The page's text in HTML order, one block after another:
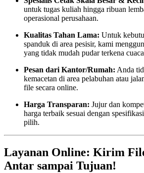
untuk tugas kuliah hingga ribuan
operasional perusahaan.
Kualitas Tahan Lama: Untuk
spanduk di area pesisir, kami
yang tidak mudah pudar terkena
Pesan dari Kantor/Rumah: Anda
kemacetan di area pelabuhan atau
file secara online.
Harga Transparan: Jujur dan
harga terbaik sesuai dengan
pilih.
Layanan Online: Kirim
Antar sampai Tujuan!